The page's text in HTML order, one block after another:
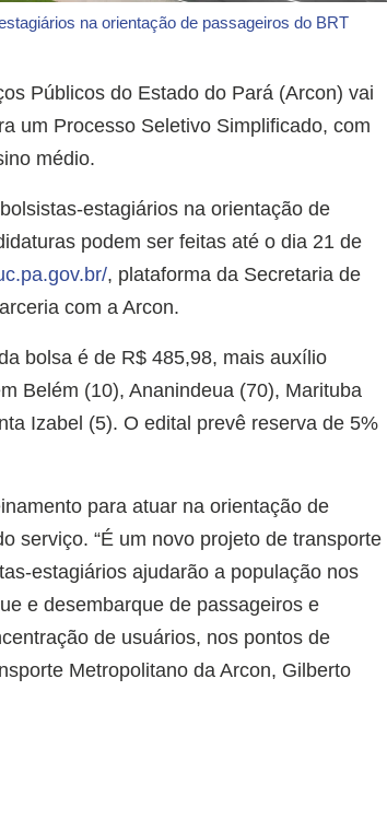
na orientação de passageiros do BRT
Públicos do Estado do Pará (Arcon) vai
um Processo Seletivo Simplificado, com
médio.
estagiários na orientação de
podem ser feitas até o dia 21 de
, plataforma da Secretaria de
com a Arcon.
bolsa é de R$ 485,98, mais auxílio
Belém (10), Ananindeua (70), Marituba
Izabel (5). O edital prevê reserva de 5%
para atuar na orientação de
serviço. “É um novo projeto de transporte
estagiários ajudarão a população nos
e desembarque de passageiros e
de usuários, nos pontos de
Metropolitano da Arcon, Gilberto